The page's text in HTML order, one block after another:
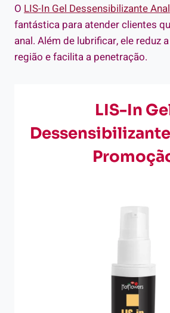
O LIS-In Gel Dessensibilizante Anal
fantástica para atender clientes
anal. Além de lubrificar, ele reduz
região e facilita a penetração.
LIS-In